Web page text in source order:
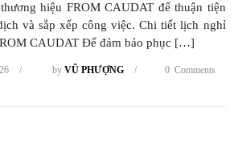
hiệu FROM CAUDAT để thuận tiện
và sắp xếp công việc. Chi tiết lịch nghỉ
CAUDAT Để đảm bảo phục […]
/ by VŨ PHƯỢNG / 0 Comments